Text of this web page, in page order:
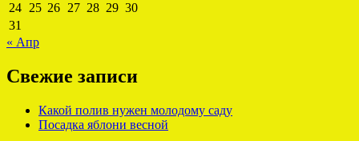
24 25 26 27 28 29 30
31
« Апр
Свежие записи
Какой полив нужен молодому саду
Посадка яблони весной